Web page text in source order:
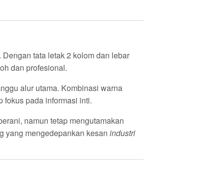
tata letak2 kolomdan lebar
dan profesional.
alur utama. Kombinasi warna
fokus pada informasi inti.
namun tetap mengutamakan
yang mengedepankan kesan industri